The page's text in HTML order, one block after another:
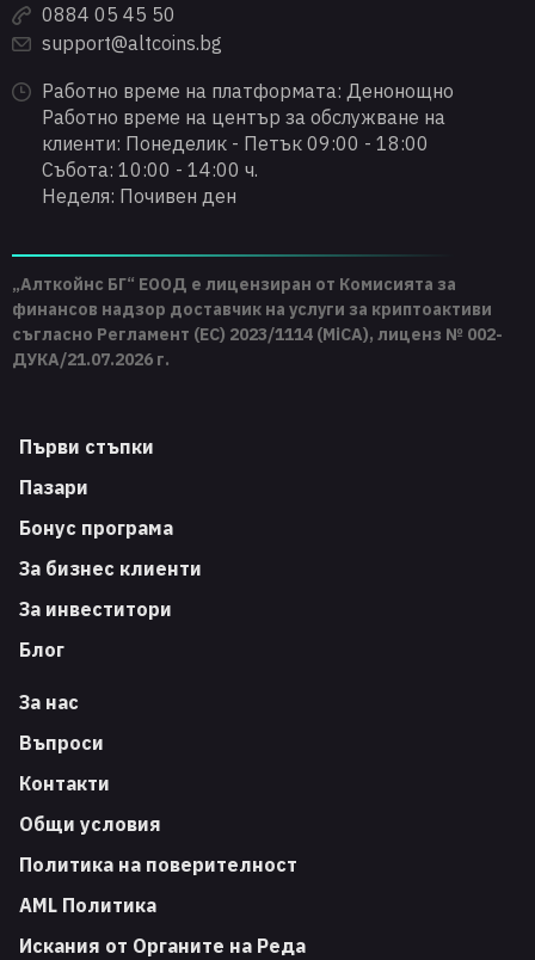
0884 05 45 50
support@altcoins.bg
Работно време на платформата: Денонощно
Работно време на център за обслужване на
клиенти: Понеделик - Петък 09:00 - 18:00
Събота: 10:00 - 14:00 ч.
Неделя: Почивен ден
„Алткойнс БГ“ ЕООД е лицензиран от Комисията за
финансов надзор доставчик на услуги за криптоактиви
съгласно Регламент (ЕС) 2023/1114 (MiCA), лиценз № 002-
ДУКА/21.07.2026 г.
Първи стъпки
Пазари
Бонус програма
За бизнес клиенти
За инвеститори
Блог
За нас
Въпроси
Контакти
Общи условия
Политика на поверителност
AML Политика
Искания от Органите на Реда